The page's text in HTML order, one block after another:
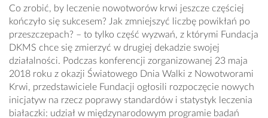
Co zrobić, by leczenie nowotworów krwi jeszcze częściej
kończyło się sukcesem? Jak zmniejszyć liczbę powikłań po
przeszczepach? – to tylko część wyzwań, z którymi Fundacja
DKMS chce się zmierzyć w drugiej dekadzie swojej
działalności. Podczas konferencji zorganizowanej 23 maja
2018 roku z okazji Światowego Dnia Walki z Nowotworami
Krwi, przedstawiciele Fundacji ogłosili rozpoczęcie nowych
inicjatyw na rzecz poprawy standardów i statystyk leczenia
białaczki: udział w międzynarodowym programie badań